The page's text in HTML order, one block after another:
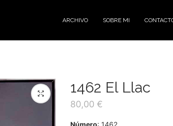
ARCHIVO SOBRE MI
1462 El Llac
80,00 €
Número: 1462